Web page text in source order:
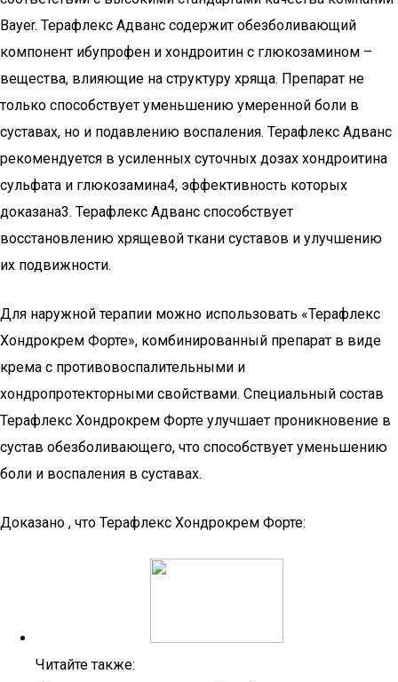
Bayer. Терафлекс Адванс содержит обезболивающий
компонент ибупрофен и хондроитин с глюкозамином –
вещества, влияющие на структуру хряща. Препарат не
только способствует уменьшению умеренной боли в
суставах, но и подавлению воспаления. Терафлекс Адванс
рекомендуется в усиленных суточных дозах хондроитина
сульфата и глюкозамина4, эффективность которых
доказана3. Терафлекс Адванс способствует
восстановлению хрящевой ткани суставов и улучшению
их подвижности.
Для наружной терапии можно использовать «Терафлекс
Хондрокрем Форте», комбинированный препарат в виде
крема с противовоспалительными и
хондропротекторными свойствами. Специальный состав
Терафлекс Хондрокрем Форте улучшает проникновение в
сустав обезболивающего, что способствует уменьшению
боли и воспаления в суставах.
Доказано , что Терафлекс Хондрокрем Форте:
Читайте также: